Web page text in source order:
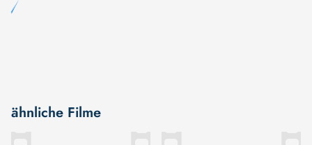
ähnliche Filme